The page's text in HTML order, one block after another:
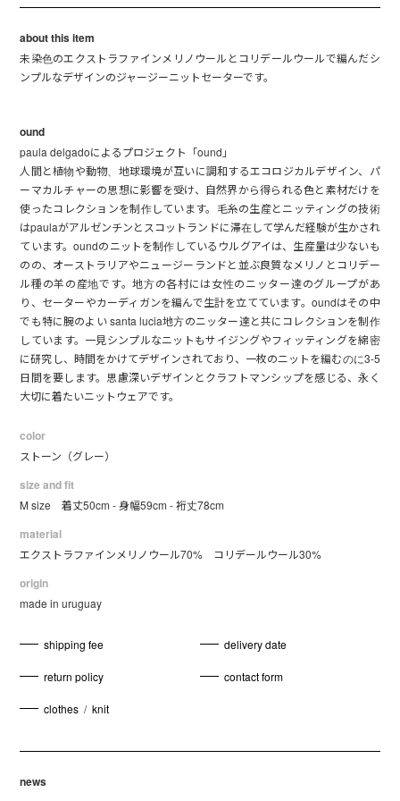
about this item
未染色のエクストラファインメリノウールとコリデールウールで編んだシ
ンプルなデザインのジャージーニットセーターです。
ound
paula delgadoによるプロジェクト「ound」
人間と植物や動物、地球環境が互いに調和するエコロジカルデザイン、パ
ーマカルチャーの思想に影響を受け、自然界から得られる色と素材だけを
使ったコレクションを制作しています。毛糸の生産とニッティングの技術
はpaulaがアルゼンチンとスコットランドに滞在して学んだ経験が生かされ
ています。oundのニットを制作しているウルグアイは、生産量は少ないも
のの、オーストラリアやニュージーランドと並ぶ良質なメリノとコリデー
ル種の羊の産地です。地方の各村には女性のニッター達のグループがあ
り、セーターやカーディガンを編んで生計を立てています。oundはその中
でも特に腕のよい santa lucia地方のニッター達と共にコレクションを制作
しています。一見シンプルなニットもサイジングやフィッティングを綿密
に研究し、時間をかけてデザインされており、一枚のニットを編むのに3-5
日間を要します。思慮深いデザインとクラフトマンシップを感じる、永く
大切に着たいニットウェアです。
color
ストーン（グレー）
size and fit
M size 着丈50cm - 身幅59cm - 裄丈78cm
material
エクストラファインメリノウール70% コリデールウール30%
origin
made in uruguay
shipping fee delivery date
return policy contact form
clothes / knit
news